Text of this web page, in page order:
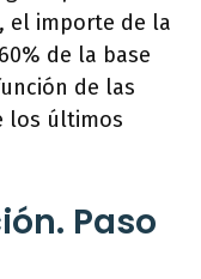
el importe de la
de la base
de las
los últimos
Paso